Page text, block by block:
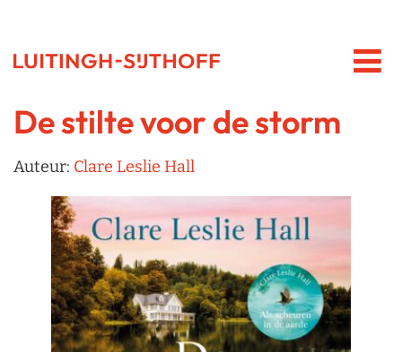
De stilte voor de storm
Auteur: Clare Leslie Hall